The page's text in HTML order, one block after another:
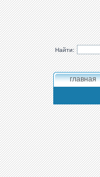
Найти:
главная